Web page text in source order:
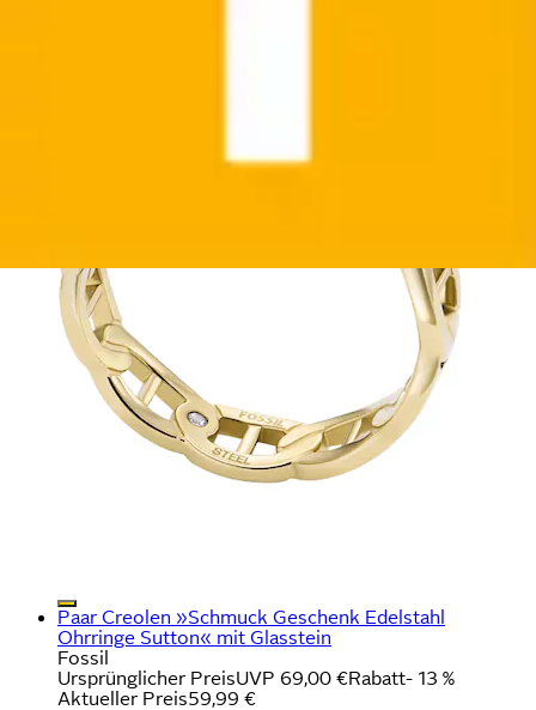
Paar Creolen »Schmuck Geschenk Edelstahl
Ohrringe Sutton« mit Glasstein
Fossil
Ursprünglicher PreisUVP 69,00 €Rabatt- 13 %
Aktueller Preis59,99 €